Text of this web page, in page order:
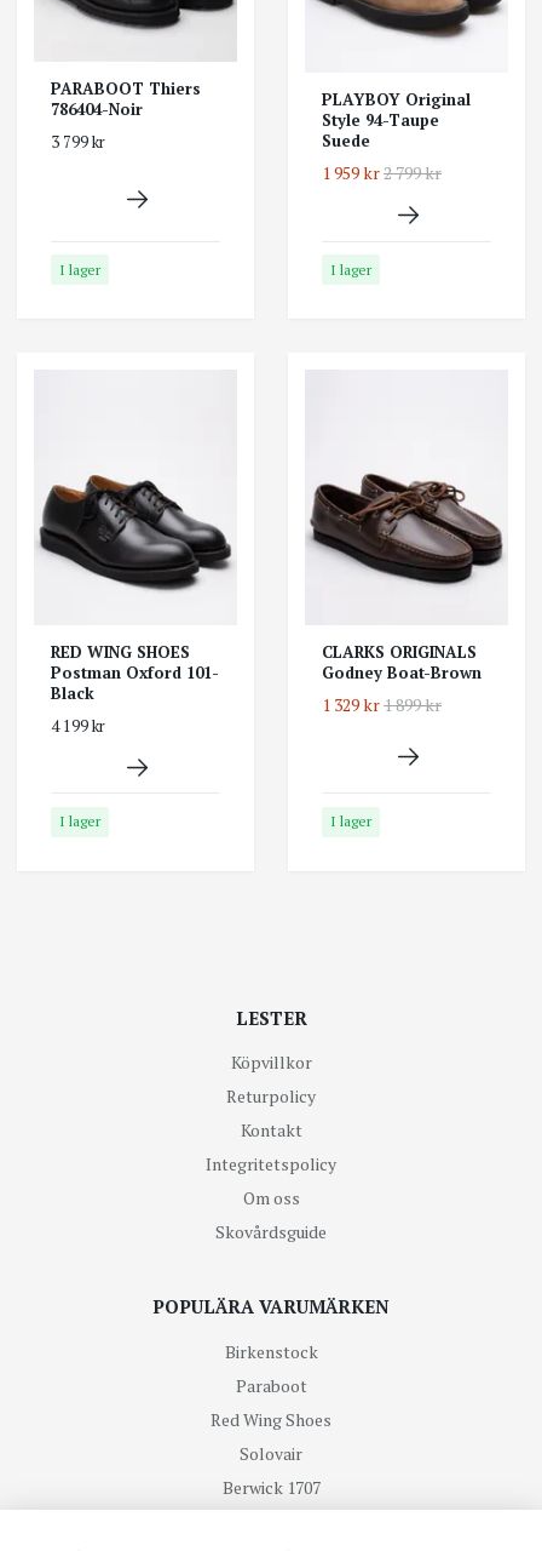
PARABOOT Thiers
786404-Noir
3 799 kr
I lager
PLAYBOY Original
Style 94-Taupe
Suede
1 959 kr2 799 kr
I lager
RED WING SHOES
Postman Oxford 101-
Black
4 199 kr
I lager
CLARKS ORIGINALS
Godney Boat-Brown
1 329 kr1 899 kr
I lager
LESTER
Köpvillkor
Returpolicy
Kontakt
Integritetspolicy
Om oss
Skovårdsguide
POPULÄRA VARUMÄRKEN
Birkenstock
Paraboot
Red Wing Shoes
Solovair
Berwick 1707